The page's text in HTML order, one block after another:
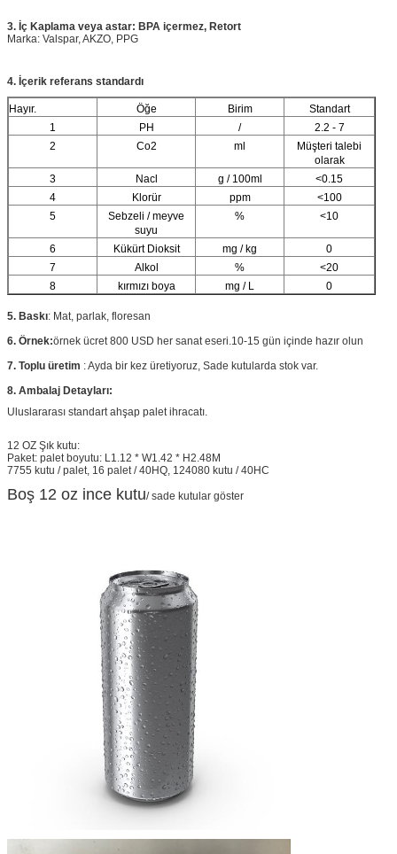
3. İç Kaplama veya astar: BPA içermez, Retort
Marka: Valspar, AKZO, PPG
4. İçerik referans standardı
Hayır. Öğe Birim
Standart
1
PH /
2.2 - 7
2
Co2 ml
Müşteri talebi
olarak
3
Nacl g / 100ml
<0.15
4
Klorür ppm
<100
5
Sebzeli / meyve
suyu
% <10
6 Kükürt Dioksit mg / kg
0
7
Alkol %
<20
8
kırmızı boya mg / L 0
5. Baskı: Mat, parlak, floresan
6. Örnek:örnek ücret 800 USD her sanat eseri.10-15 gün içinde hazır olun
7. Toplu üretim : Ayda bir kez üretiyoruz, Sade kutularda stok var.
8. Ambalaj Detayları:
Uluslararası standart ahşap palet ihracatı.
12 OZ Şık kutu:
Paket: palet boyutu: L1.12 * W1.42 * H2.48M
7755 kutu / palet, 16 palet / 40HQ, 124080 kutu / 40HC
Boş 12 oz ince kutu/ sade kutular göster